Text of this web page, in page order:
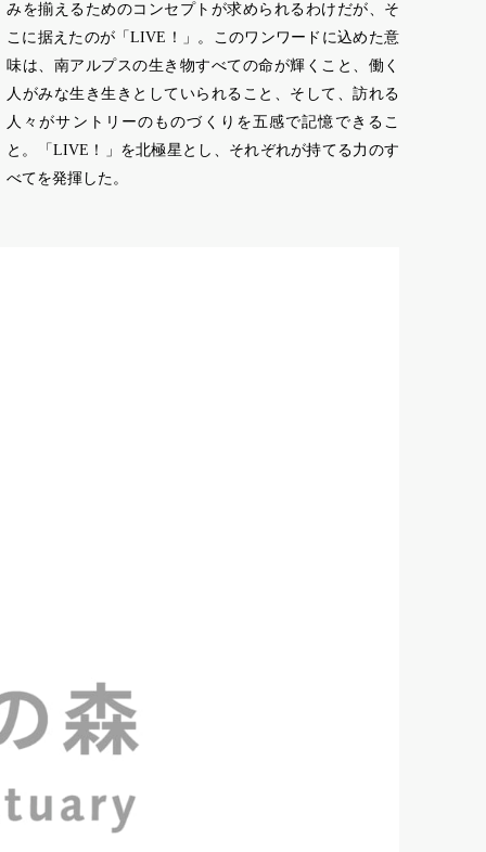
みを揃えるためのコンセプトが求められるわけだが、そ
こに据えたのが「LIVE！」。このワンワードに込めた意
味は、南アルプスの生き物すべての命が輝くこと、働く
人がみな生き生きとしていられること、そして、訪れる
人々がサントリーのものづくりを五感で記憶できるこ
と。「LIVE！」を北極星とし、それぞれが持てる力のす
べてを発揮した。